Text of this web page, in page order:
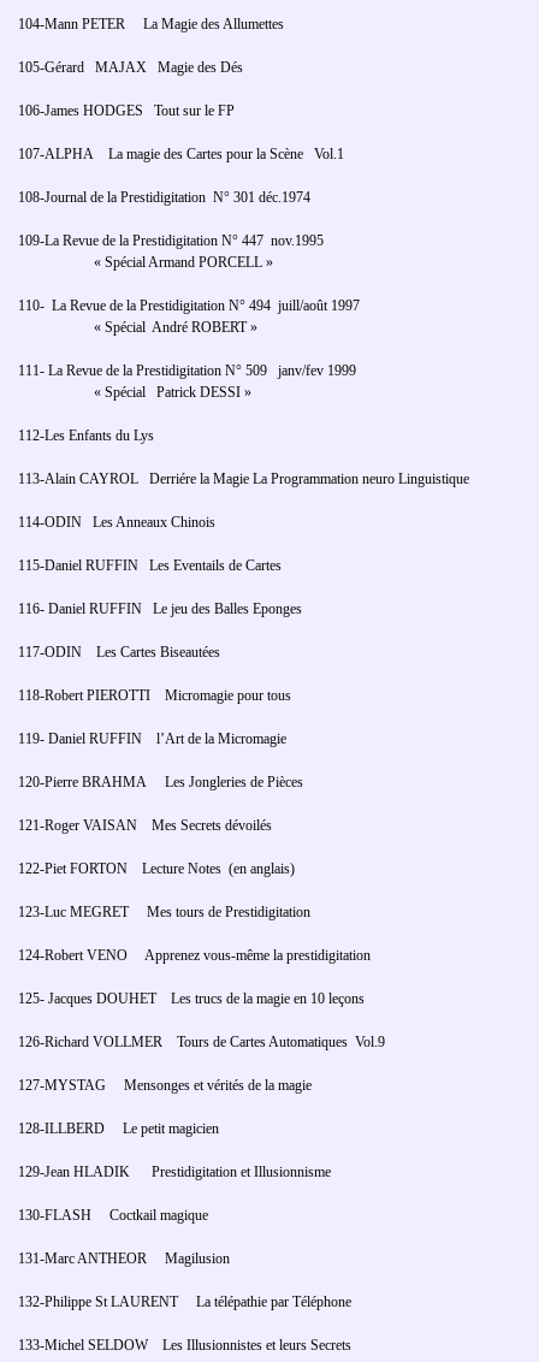
104-Mann PETER La Magie des Allumettes
105-Gérard MAJAX Magie des Dés
106-James HODGES Tout sur le FP
107-ALPHA La magie des Cartes pour la Scène Vol.1
108-Journal de la Prestidigitation N° 301 déc.1974
109-La Revue de la Prestidigitation N° 447 nov.1995
« Spécial Armand PORCELL »
110- La Revue de la Prestidigitation N° 494 juill/août 1997
« Spécial André ROBERT »
111- La Revue de la Prestidigitation N° 509 janv/fev 1999
« Spécial Patrick DESSI »
112-Les Enfants du Lys
113-Alain CAYROL Derriére la Magie La Programmation neuro Linguistique
114-ODIN Les Anneaux Chinois
115-Daniel RUFFIN Les Eventails de Cartes
116- Daniel RUFFIN Le jeu des Balles Eponges
117-ODIN Les Cartes Biseautées
118-Robert PIEROTTI Micromagie pour tous
119- Daniel RUFFIN l’Art de la Micromagie
120-Pierre BRAHMA Les Jongleries de Pièces
121-Roger VAISAN Mes Secrets dévoilés
122-Piet FORTON Lecture Notes (en anglais)
123-Luc MEGRET Mes tours de Prestidigitation
124-Robert VENO Apprenez vous-même la prestidigitation
125- Jacques DOUHET Les trucs de la magie en 10 leçons
126-Richard VOLLMER Tours de Cartes Automatiques Vol.9
127-MYSTAG Mensonges et vérités de la magie
128-ILLBERD Le petit magicien
129-Jean HLADIK Prestidigitation et Illusionnisme
130-FLASH Coctkail magique
131-Marc ANTHEOR Magilusion
132-Philippe St LAURENT La télépathie par Téléphone
133-Michel SELDOW Les Illusionnistes et leurs Secrets